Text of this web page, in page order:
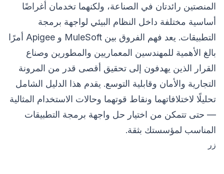
المنصتين رائدتان في الصناعة، ولكنهما تخدمان أغراضًا
أساسية مختلفة داخل النظام البيئي لواجهة برمجة
التطبيقات. يعد فهم الفروق بين MuleSoft و Apigee أمرًا
بالغ الأهمية للمهندسين المعماريين والمطورين وصناع
القرار الذين يهدفون إلى تحقيق أقصى قدر من المرونة
التجارية والأمان وقابلية التوسع. يقدم هذا الدليل الشامل
تحليلًا لاختلافاتهما ونقاط قوتهما وحالات الاستخدام المثالية
— حتى تتمكن من اختيار حل واجهة برمجة التطبيقات
المناسب لمؤسستك بثقة.
زر